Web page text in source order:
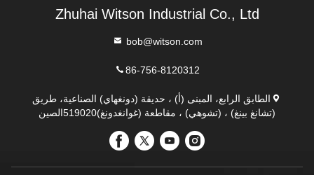
Zhuhai Witson Industrial Co., Ltd
bob@witson.com
86-756-8120312
الطابق الرابع، المبنى (أ) ، حديقة (دونغهاي) الصناعية، طريق
(تشانغ بينغ) ، (تشوهي) ، مقاطعة (غوانغدونغ)519020الصين